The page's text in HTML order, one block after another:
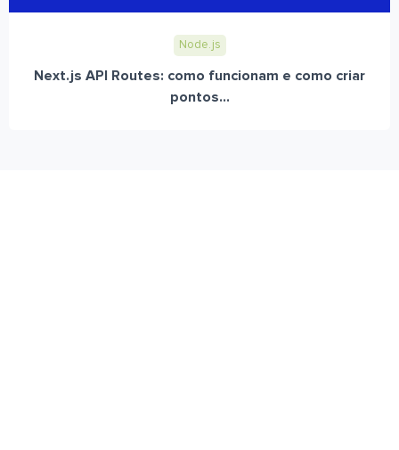
Node.js
Next.js API Routes: como funcionam e como criar
pontos...